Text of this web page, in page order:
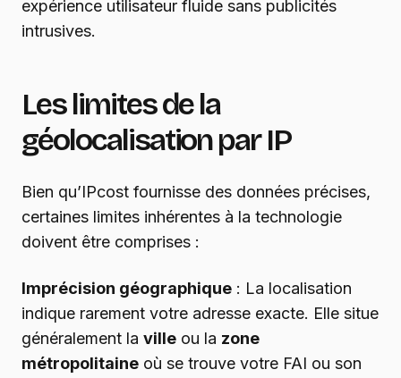
expérience utilisateur fluide sans publicités
intrusives.
Les limites de la
géolocalisation par IP
Bien qu’IPcost fournisse des données précises,
certaines limites inhérentes à la technologie
doivent être comprises :
Imprécision géographique : La localisation
indique rarement votre adresse exacte. Elle situe
généralement la ville ou la zone
métropolitaine où se trouve votre FAI ou son